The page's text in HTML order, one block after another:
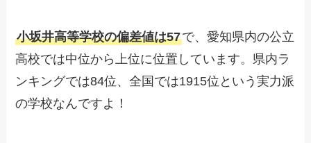
小坂井高等学校の偏差値は57で、愛知県内の公立
高校では中位から上位に位置しています。県内ラ
ンキングでは84位、全国では1915位という実力派
の学校なんですよ！